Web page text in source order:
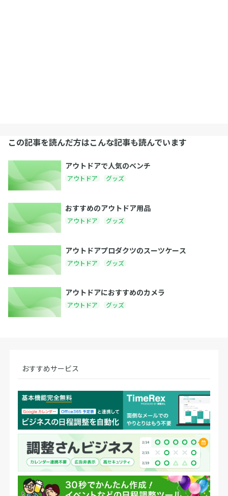
この記事を読んだ方はこんな記事も読んでいます
アウトドアで人気のベンチ
アウトドア グッズ
おすすめのアウトドア用品
アウトドア グッズ
アウトドアプロダクツのスーツケース
アウトドア グッズ
アウトドアにおすすめのカメラ
アウトドア グッズ
おすすめサービス